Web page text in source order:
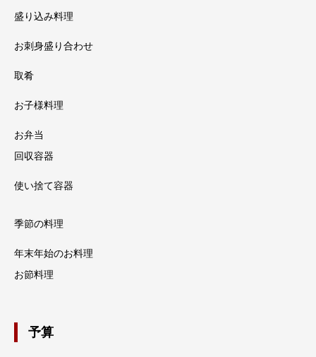
盛り込み料理
お刺身盛り合わせ
取肴
お子様料理
お弁当
回収容器
使い捨て容器
季節の料理
年末年始のお料理
お節料理
予算